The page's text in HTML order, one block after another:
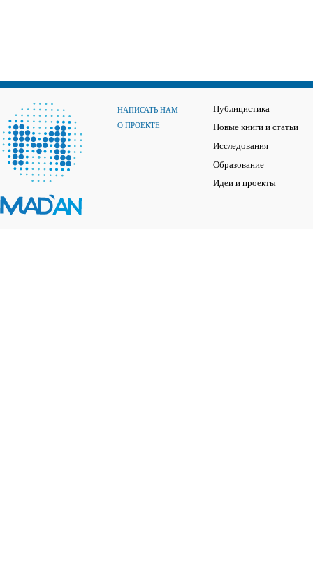
НАПИСАТЬ НАМ
О ПРОЕКТЕ
Публицистика
Новые книги и статьи
Исследования
Образование
Идеи и проекты